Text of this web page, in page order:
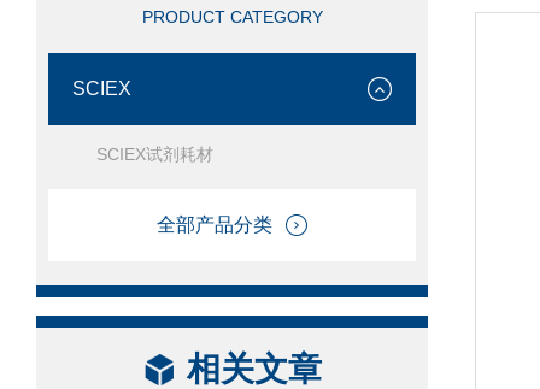
PRODUCT CATEGORY
SCIEX
SCIEX试剂耗材
全部产品分类
相关文章